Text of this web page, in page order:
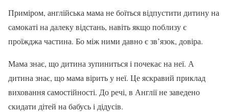
Приміром, англійська мама не боїться відпустити дитину на
самокаті на далеку відстань, навіть якщо поблизу є
проїжджа частина. Бо між ними давно є зв’язок, довіра.
Мама знає, що дитина зупиниться і почекає на неї. А
дитина знає, що мама вірить у неї. Це яскравий приклад
виховання самостійності. До речі, в Англії не заведено
скидати дітей на бабусь і дідусів.